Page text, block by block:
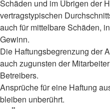
Schäden und im Übrigen der
vertragstypischen
auch für mittelbare Schäden,
Gewinn.
Die Haftungsbegrenzung der
auch zugunsten der
Betreibers.
Ansprüche für eine Haftung
bleiben unberührt.